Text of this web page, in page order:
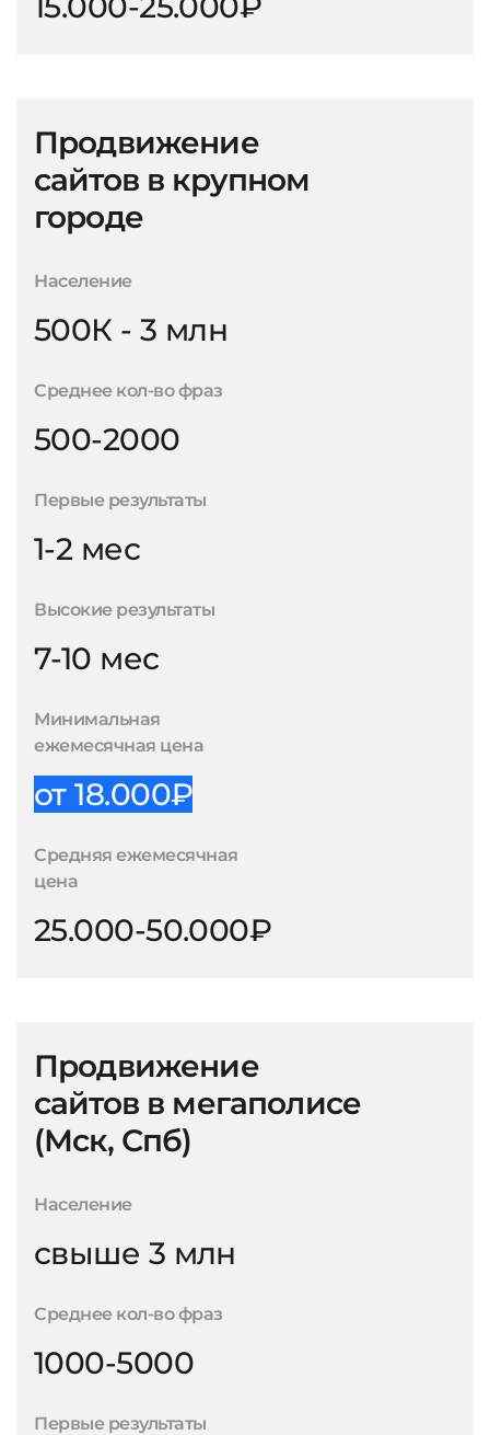
Продвижение
сайтов в крупном
городе
Население
500К - 3 млн
Среднее кол-во фраз
500-2000
Первые результаты
1-2 мес
Высокие результаты
7-10 мес
Минимальная
ежемесячная цена
от 18.000₽
Средняя ежемесячная
цена
25.000-50.000₽
Продвижение
сайтов в мегаполисе
(Мск, Спб)
Население
свыше 3 млн
Среднее кол-во фраз
1000-5000
Первые результаты